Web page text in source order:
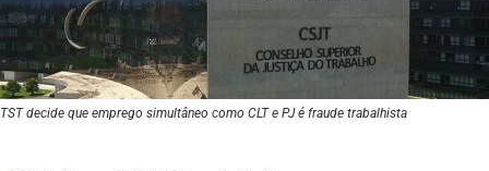
TST decide que emprego simultâneo como CLT e PJ é fraude trabalhista